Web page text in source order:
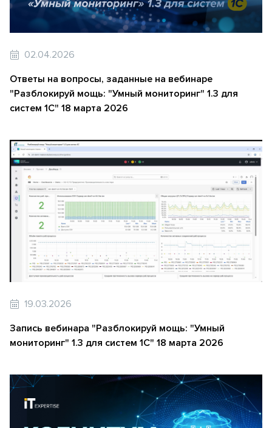
02.04.2026
Ответы на вопросы, заданные на вебинаре
"Разблокируй мощь: "Умный мониторинг" 1.3 для
систем 1С" 18 марта 2026
19.03.2026
Запись вебинара "Разблокируй мощь: "Умный
мониторинг" 1.3 для систем 1С" 18 марта 2026